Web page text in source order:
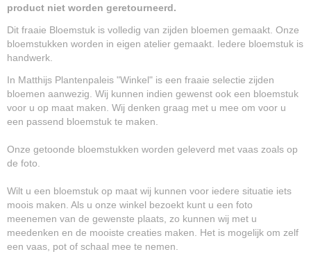
product niet worden geretourneerd.
Dit fraaie Bloemstuk is volledig van zijden bloemen gemaakt. Onze
bloemstukken worden in eigen atelier gemaakt. Iedere bloemstuk is
handwerk.
In Matthijs Plantenpaleis "Winkel" is een fraaie selectie zijden
bloemen aanwezig. Wij kunnen indien gewenst ook een bloemstuk
voor u op maat maken. Wij denken graag met u mee om voor u
een passend bloemstuk te maken.
Onze getoonde bloemstukken worden geleverd met vaas zoals op
de foto.
Wilt u een bloemstuk op maat wij kunnen voor iedere situatie iets
moois maken. Als u onze winkel bezoekt kunt u een foto
meenemen van de gewenste plaats, zo kunnen wij met u
meedenken en de mooiste creaties maken. Het is mogelijk om zelf
een vaas, pot of schaal mee te nemen.